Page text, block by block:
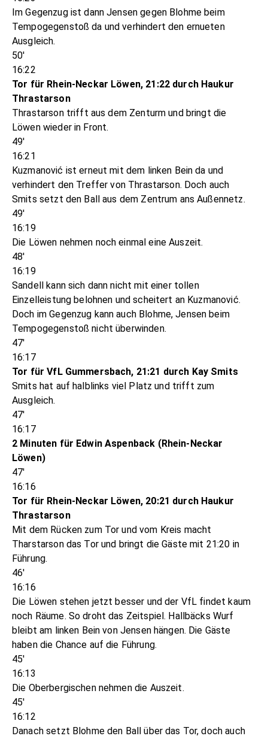
Im Gegenzug ist dann Jensen gegen Blohme beim
Tempogegenstoß da und verhindert den ernueten
Ausgleich.
50'
16:22
Tor für Rhein-Neckar Löwen, 21:22 durch Haukur
Thrastarson
Thrastarson trifft aus dem Zenturm und bringt die
Löwen wieder in Front.
49'
16:21
Kuzmanović ist erneut mit dem linken Bein da und
verhindert den Treffer von Thrastarson. Doch auch
Smits setzt den Ball aus dem Zentrum ans Außennetz.
49'
16:19
Die Löwen nehmen noch einmal eine Auszeit.
48'
16:19
Sandell kann sich dann nicht mit einer tollen
Einzelleistung belohnen und scheitert an Kuzmanović.
Doch im Gegenzug kann auch Blohme, Jensen beim
Tempogegenstoß nicht überwinden.
47'
16:17
Tor für VfL Gummersbach, 21:21 durch Kay Smits
Smits hat auf halblinks viel Platz und trifft zum
Ausgleich.
47'
16:17
2 Minuten für Edwin Aspenback (Rhein-Neckar
Löwen)
47'
16:16
Tor für Rhein-Neckar Löwen, 20:21 durch Haukur
Thrastarson
Mit dem Rücken zum Tor und vom Kreis macht
Tharstarson das Tor und bringt die Gäste mit 21:20 in
Führung.
46'
16:16
Die Löwen stehen jetzt besser und der VfL findet kaum
noch Räume. So droht das Zeitspiel. Hallbäcks Wurf
bleibt am linken Bein von Jensen hängen. Die Gäste
haben die Chance auf die Führung.
45'
16:13
Die Oberbergischen nehmen die Auszeit.
45'
16:12
Danach setzt Blohme den Ball über das Tor, doch auch